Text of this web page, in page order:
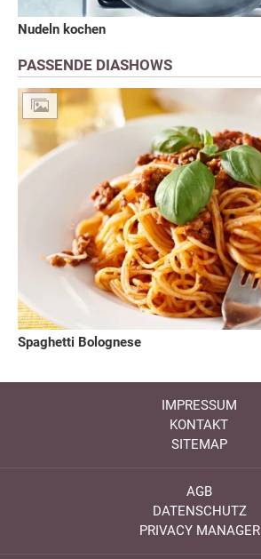
Nudeln kochen
PASSENDE DIASHOWS
Spaghetti Bolognese
IMPRESSUM
KONTAKT
SITEMAP
AGB
DATENSCHUTZ
PRIVACY MANAGER